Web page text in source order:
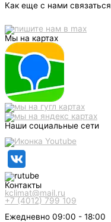
Как еще с нами связаться
Мы на картах
Наши социальные сети
Контакты
kclimat@mail.ru
+7 (4012) 799 109
Ежедневно 09:00 - 18:00